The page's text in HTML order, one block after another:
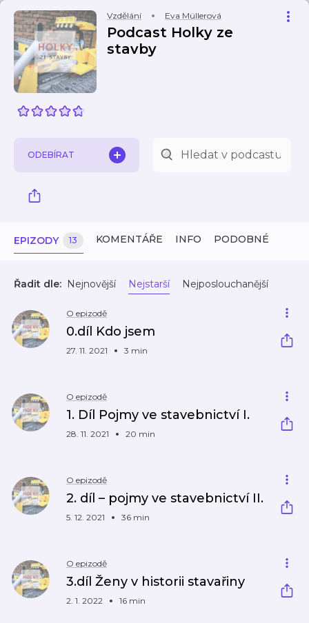
Vzdělání Eva Müllerová
Podcast Holky ze
stavby
ODEBÍRAT
EPIZODY 13 KOMENTÁŘE INFO PODOBNÉ
Řadit dle: Nejnovější Nejstarší Nejposlouchanější
O epizodě
0.díl Kdo jsem
27. 11. 2021 3 min
O epizodě
1. Díl Pojmy ve stavebnictví I.
28. 11. 2021 20 min
O epizodě
2. díl – pojmy ve stavebnictví II.
5. 12. 2021 36 min
O epizodě
3.díl Ženy v historii stavařiny
2. 1. 2022 16 min